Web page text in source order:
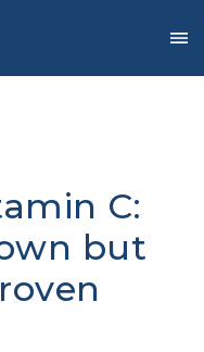
C:
but